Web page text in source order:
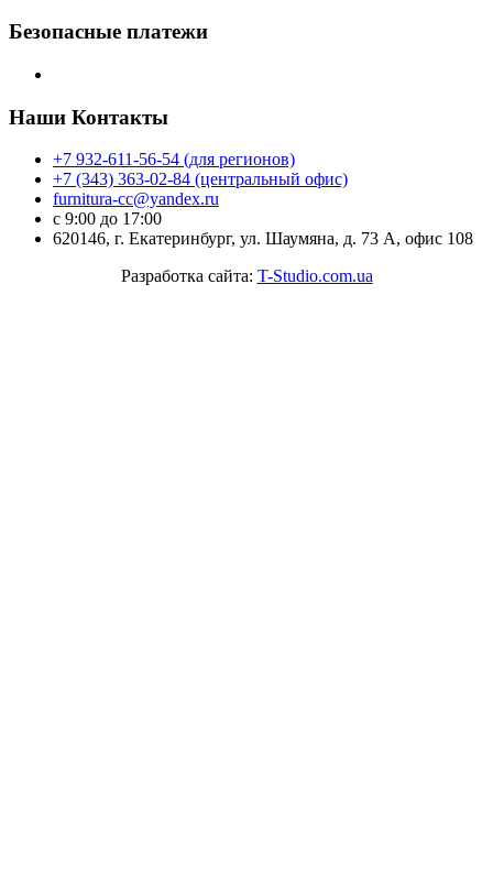
Безопасные платежи
Наши Контакты
+7 932-611-56-54 (для регионов)
+7 (343) 363-02-84 (центральный офис)
furnitura-cc@yandex.ru
с 9:00 до 17:00
620146, г. Екатеринбург, ул. Шаумяна, д. 73 А, офис 108
Разработка сайта: T-Studio.com.ua